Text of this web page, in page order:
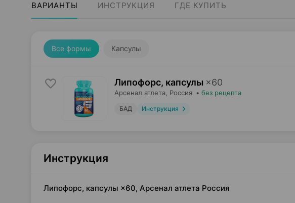
ВАРИАНТЫ ИНСТРУКЦИЯ ГДЕ КУПИТЬ
Все формы Капсулы
Липофорс, капсулы ×60
Арсенал атлета , Россия • без рецепта
БАД Инструкция
Инструкция
Липофорс, капсулы ×60, Арсенал атлета Россия